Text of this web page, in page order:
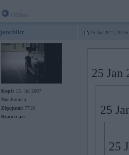
janchikz 25. Jan 2012, 20:35
Kopš: 15. Jul 2007
No: Jūrmala
Ziņojumi: 7718
Braucu ar:
25 Jan
25
25